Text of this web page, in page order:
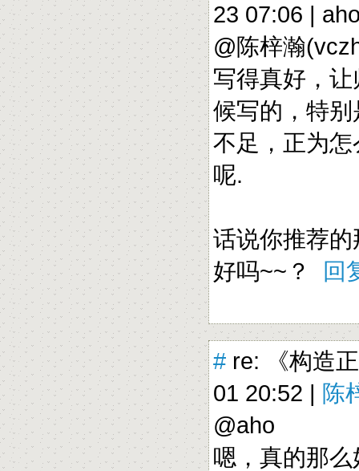
23 07:06 |
@陈梓瀚
写得真好，
候写的，特
不足，正为
呢.
话说你推荐
好吗~~？ 回
# re: 《构造
01 20:52 | 陈
@aho
嗯，真的那